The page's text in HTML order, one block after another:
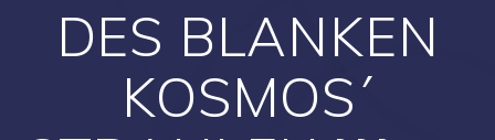
DES BLANKEN
KOSMOS´